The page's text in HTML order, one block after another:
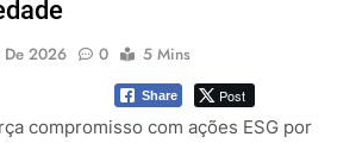
De 2026 0 5 Mins
Share Post
compromisso com ações ESG por